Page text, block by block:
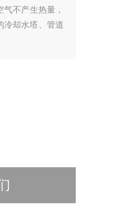
不产生热量，
冷却水塔、管道